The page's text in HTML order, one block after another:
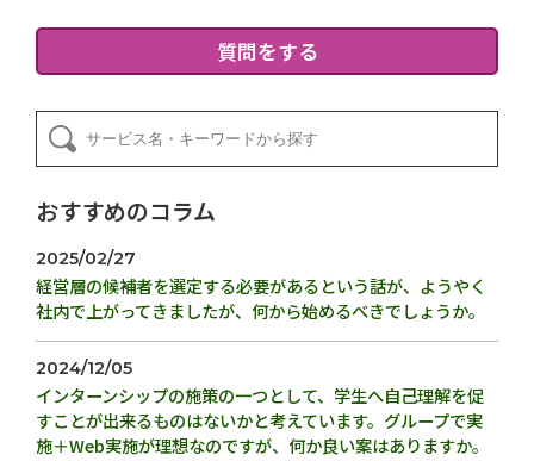
質問をする
おすすめのコラム
2025/02/27
経営層の候補者を選定する必要があるという話が、ようやく
社内で上がってきましたが、何から始めるべきでしょうか。
2024/12/05
インターンシップの施策の一つとして、学生へ自己理解を促
すことが出来るものはないかと考えています。グループで実
施＋Web実施が理想なのですが、何か良い案はありますか。